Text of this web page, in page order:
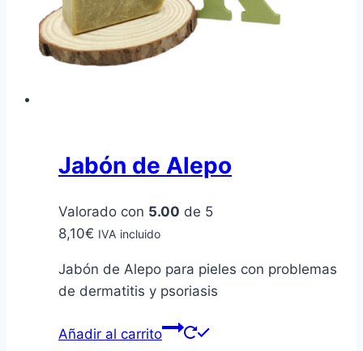
Jabón de Alepo
Valorado con 5.00 de 5
8,10€ IVA incluido
Jabón de Alepo para pieles con problemas
de dermatitis y psoriasis
Añadir al carrito